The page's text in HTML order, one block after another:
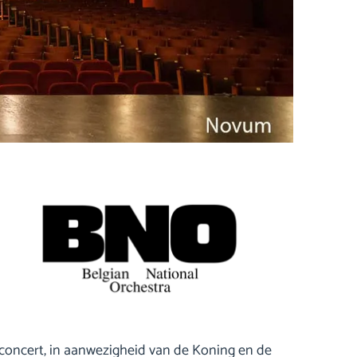
in aanwezigheid van de Koning en de